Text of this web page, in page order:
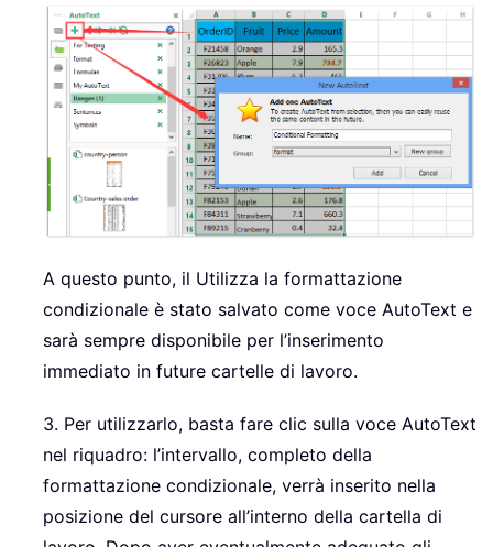
A questo punto, il Utilizza la formattazione
condizionale è stato salvato come voce AutoText e
sarà sempre disponibile per l’inserimento
immediato in future cartelle di lavoro.
3. Per utilizzarlo, basta fare clic sulla voce AutoText
nel riquadro: l’intervallo, completo della
formattazione condizionale, verrà inserito nella
posizione del cursore all’interno della cartella di